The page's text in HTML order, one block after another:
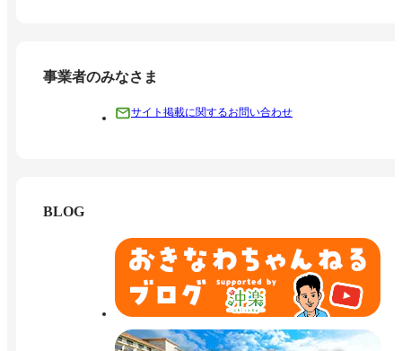
事業者のみなさま
サイト掲載に関するお問い合わせ
BLOG